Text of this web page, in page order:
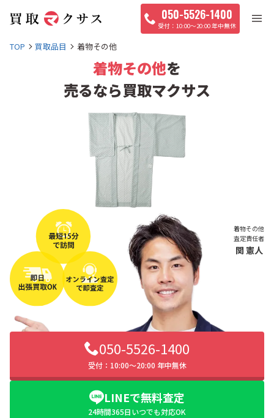
050-5526-1400
10:00〜20:00 年中無休
TOP 買取品目 着物その他
着物その他を
売るなら買取マクサス
着物その他
査定責任者
関 憲人
050-5526-1400
受付：10:00〜20:00 年中無休
LINEで無料査定
24時間365日いつでも対応OK